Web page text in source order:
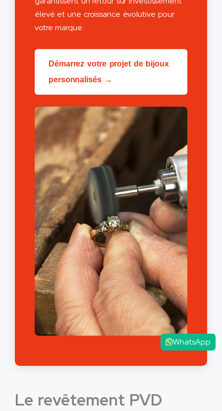
élevé et une croissance évolutive pour
votre marque.
Démarrez votre projet de bijoux
personnalisés →
Le revêtement PVD
WhatsApp